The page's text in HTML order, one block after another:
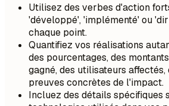
Utilisez des verbes d'action
'développé', 'implémenté' ou
chaque point.
Quantifiez vos réalisations
des pourcentages, des
gagné, des utilisateurs
preuves concrètes de l'impact.
Incluez des détails spécifiques